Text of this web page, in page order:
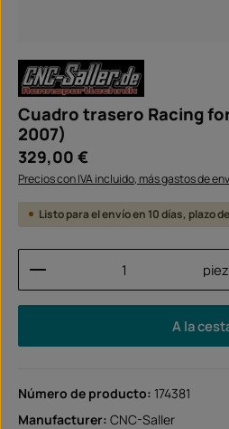
Cuadro trasero Racing
2007)
Precio normal:
329,00 €
Precios con IVA incluido, más gastos de
Listo para el envío en 10 días, plazo
Cantidad del producto:
A la
Número de producto: 174381
Manufacturer: CNC-Saller